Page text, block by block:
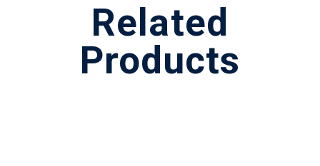
Related
Products